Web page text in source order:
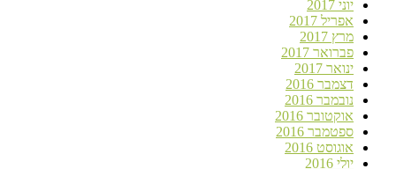
יוני 2017
אפריל 2017
מרץ 2017
פברואר 2017
ינואר 2017
דצמבר 2016
נובמבר 2016
אוקטובר 2016
ספטמבר 2016
אוגוסט 2016
יולי 2016